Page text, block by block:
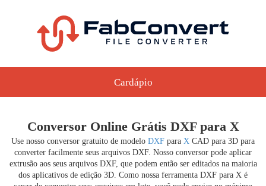
Cardápio
Conversor Online Grátis DXF para X
Use nosso conversor gratuito de modelo DXF para X CAD para 3D para
converter facilmente seus arquivos DXF. Nosso conversor pode aplicar
extrusão aos seus arquivos DXF, que podem então ser editados na maioria
dos aplicativos de edição 3D. Como nossa ferramenta DXF para X é